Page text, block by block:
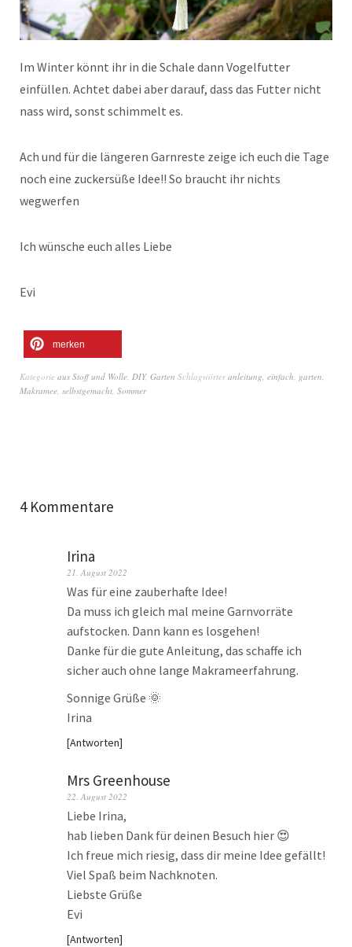
Im Winter könnt ihr in die Schale dann Vogelfutter
einfüllen. Achtet dabei aber darauf, dass das Futter nicht
nass wird, sonst schimmelt es.
Ach und für die längeren Garnreste zeige ich euch die Tage
noch eine zuckersüße Idee!! So braucht ihr nichts
wegwerfen
Ich wünsche euch alles Liebe
Evi
merken
Kategorie aus Stoff und Wolle, DIY, Garten Schlagwörteranleitung, einfach, garten,
Makramee, selbstgemacht, Sommer
4 Kommentare
Irina
21. August 2022
Was für eine zauberhafte Idee!
Da muss ich gleich mal meine Garnvorräte
aufstocken. Dann kann es losgehen!
Danke für die gute Anleitung, das schaffe ich
sicher auch ohne lange Makrameerfahrung.
Sonnige Grüße 🌞
Irina
Antworten
Mrs Greenhouse
22. August 2022
Liebe Irina,
hab lieben Dank für deinen Besuch hier 😍
Ich freue mich riesig, dass dir meine Idee gefällt!
Viel Spaß beim Nachknoten.
Liebste Grüße
Evi
Antworten